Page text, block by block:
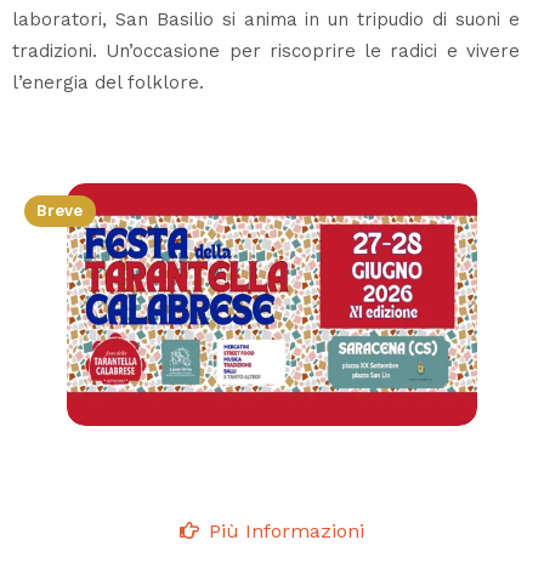
laboratori, San Basilio si anima in un tripudio di suoni e
tradizioni. Un’occasione per riscoprire le radici e vivere
l’energia del folklore.
Breve
Più Informazioni